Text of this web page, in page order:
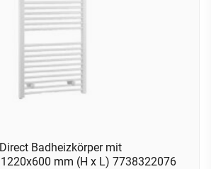
Badheizkörper mit
mm (H x L) 7738322076